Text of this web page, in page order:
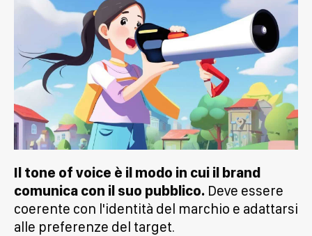
Il tone of voice è il modo in cui il brand
comunica con il suo pubblico. Deve essere
coerente con l'identità del marchio e adattarsi
alle preferenze del target.